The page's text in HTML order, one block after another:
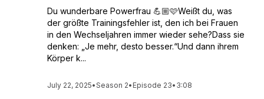
Du wunderbare Powerfrau 💪🏼🩷Weißt du, was
der größte Trainingsfehler ist, den ich bei Frauen
in den Wechseljahren immer wieder sehe?Dass sie
denken: „Je mehr, desto besser.“Und dann ihrem
Körper k...
July 22, 2025•Season 2• Episode 23• 3:08